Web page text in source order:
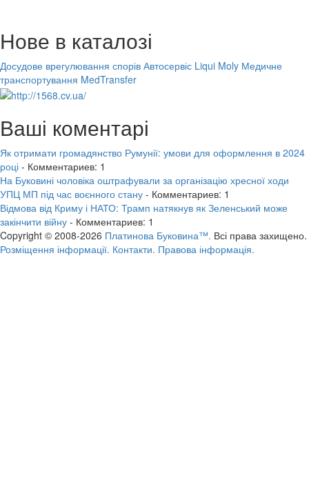
Нове в каталозі
Досудове врегулювання спорів Автосервіс Liqui Moly Медичне
транспортування MedTransfer
Ваші коментарі
Як отримати громадянство Румунії: умови для оформлення в 2024
році - Комментариев: 1
На Буковині чоловіка оштрафували за організацію хресної ходи
УПЦ МП під час воєнного стану - Комментариев: 1
Відмова від Криму і НАТО: Трамп натякнув як Зеленський може
закінчити війну - Комментариев: 1
Copyright © 2008-2026 Платинова Буковина™. Всі права захищено.
Розміщення інформації. Контакти. Правова інформація.